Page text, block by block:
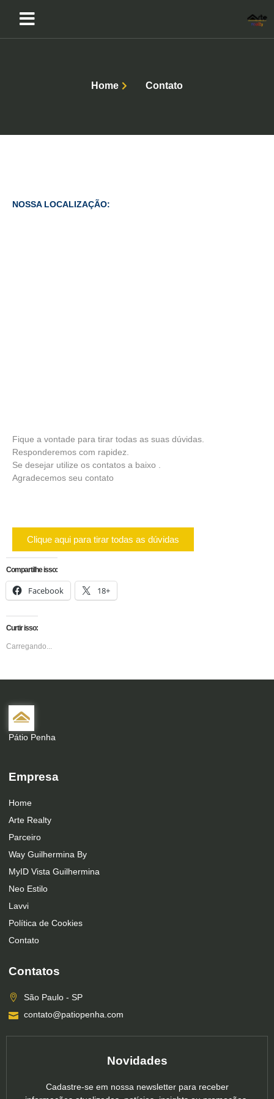
Home Contato
NOSSA LOCALIZAÇÃO:
Fique a vontade para tirar todas as suas dúvidas.
Responderemos com rapidez.
Se desejar utilize os contatos a baixo .
Agradecemos seu contato
Clique aqui para tirar todas as dúvidas
Compartilhe isso:
Facebook 18+
Curtir isso:
Carregando...
Pátio Penha
Empresa
Home
Arte Realty
Parceiro
Way Guilhermina By
MyID Vista Guilhermina
Neo Estilo
Lavvi
Política de Cookies
Contato
Contatos
São Paulo - SP
contato@patiopenha.com
Novidades
Cadastre-se em nossa newsletter para receber